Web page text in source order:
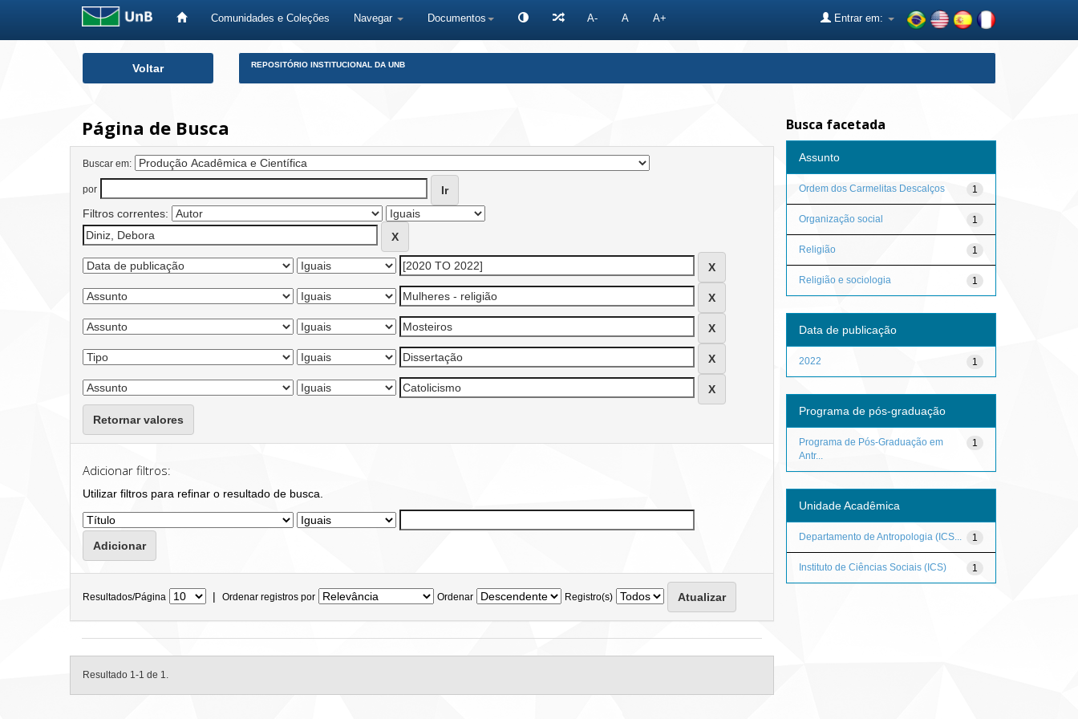
Comunidades e Coleções Navegar Documentos A- A A+ Entrar em:
Voltar REPOSITÓRIO INSTITUCIONAL DA UNB
Página de Busca
Buscar em:
por
Filtros correntes:
Retornar valores
Adicionar filtros:
Utilizar filtros para refinar o resultado de busca.
Resultados/Página | Ordenar registros por Ordenar Registro(s)
Resultado 1-1 de 1.
Busca facetada
Assunto
1
Ordem dos Carmelitas Descalços
1
Organização social
1
Religião
1
Religião e sociologia
Data de publicação
1
2022
Programa de pós-graduação
1
Programa de Pós-Graduação em
Antr...
Unidade Acadêmica
1
Departamento de Antropologia (ICS...
1
Instituto de Ciências Sociais (ICS)